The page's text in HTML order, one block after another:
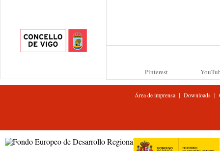
Pinterest
Área de imprensa| Downloads|